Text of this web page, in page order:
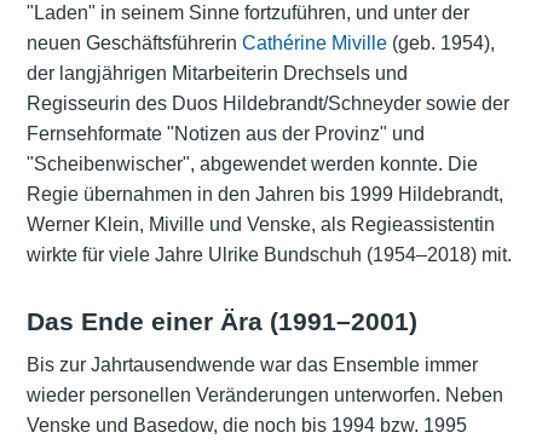
"Laden" in seinem Sinne fortzuführen, und unter der
neuen Geschäftsführerin Cathérine Miville(geb. 1954),
der langjährigen Mitarbeiterin Drechsels und
Regisseurin des Duos Hildebrandt/Schneyder sowie der
Fernsehformate "Notizen aus der Provinz" und
"Scheibenwischer", abgewendet werden konnte. Die
Regie übernahmen in den Jahren bis 1999 Hildebrandt,
Werner Klein, Miville und Venske, als Regieassistentin
wirkte für viele Jahre Ulrike Bundschuh (1954–2018) mit.
Das Ende einer Ära (1991–2001)
Bis zur Jahrtausendwende war das Ensemble immer
wieder personellen Veränderungen unterworfen. Neben
Venske und Basedow, die noch bis 1994 bzw. 1995